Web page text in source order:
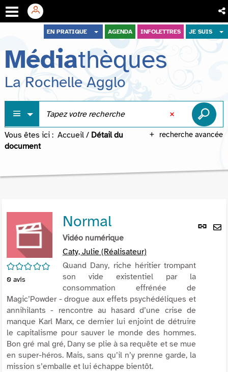
menu
contenu
recherche
EN PRATIQUE AGENDA INFOLETTRES JE SUIS
Médiathèques
La Rochelle Agglo
recherche avancée
Vous êtes ici : Accueil / Détail du
document
Lien
/5
0 avis
Normal
Vidéo numérique
Caty, Julie (Réalisateur)
Quand Dany, riche héritier trompant
son vide existentiel par la
consommation effrénée de
Magic’Powder - drogue aux effets psychédéliques et
annihilants - rencontre au hasard d’une crise de
manque Karl Marx, ce dernier lui enjoint de détruire
le capitalisme pour sauver le monde des hommes.
Bon gré mal gré, Dany se plie à sa requête et se mue
en super-héros. Mais, sans qu’il n’y prenne garde, la
mission s’emballe et lui échappe bientôt.